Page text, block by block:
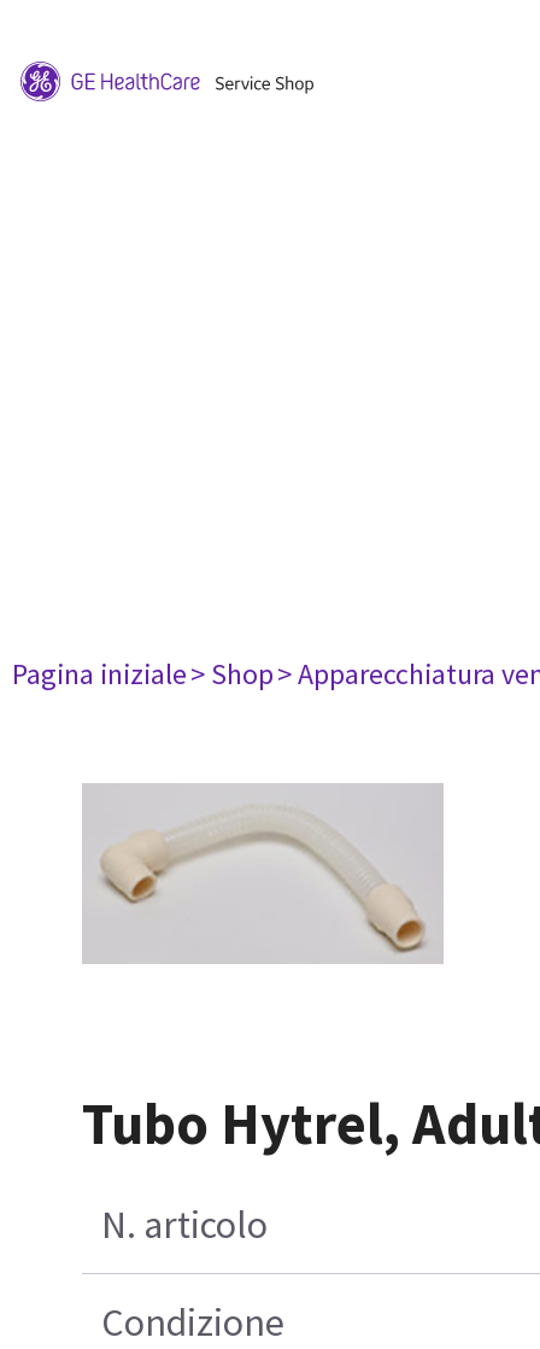
Pagina iniziale> Shop> Apparecchiatura
Tubo Hytrel,
N. articolo
Condizione